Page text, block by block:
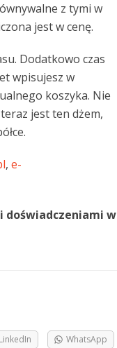
z tymi w
jest w cenę.
Dodatkowo czas
wpisujesz w
koszyka. Nie
jest ten dżem,
, e-
doświadczeniami w
LinkedIn WhatsApp